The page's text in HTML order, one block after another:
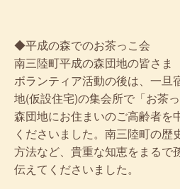
◆平成の森でのお茶っこ会
南三陸町平成の森団地の皆さま
ボランティア活動の後は、一旦
地(仮設住宅)の集会所で「お茶
森団地にお住まいのご高齢者を
くださいました。南三陸町の歴
方法など、貴重な知恵をまるで
伝えてくださいました。